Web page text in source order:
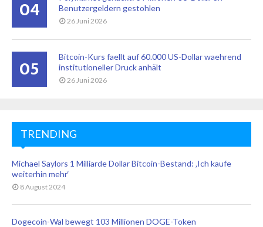
04
Benutzergeldern gestohlen
26 Juni 2026
05
Bitcoin-Kurs faellt auf 60.000 US-Dollar waehrend
institutioneller Druck anhält
26 Juni 2026
TRENDING
Michael Saylors 1 Milliarde Dollar Bitcoin-Bestand: ‚Ich kaufe
weiterhin mehr‘
8 August 2024
Dogecoin-Wal bewegt 103 Millionen DOGE-Token